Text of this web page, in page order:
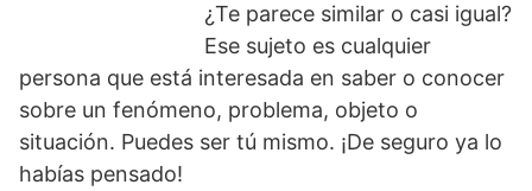
¿Te parece similar o casi igual?
Ese sujeto es cualquier
persona que está interesada en saber o conocer
sobre un fenómeno, problema, objeto o
situación. Puedes ser tú mismo. ¡De seguro ya lo
habías pensado!